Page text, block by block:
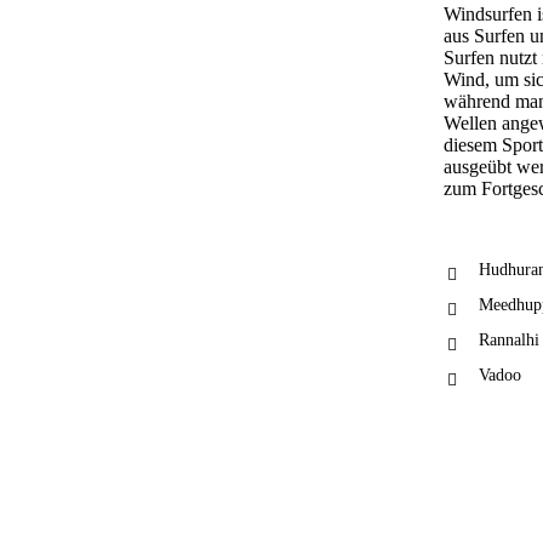
Windsurfen
aus Surfen
Surfen nutzt
Wind, um
während
Wellen
diesem
ausgeübt
zum
Rannalhi
Vadoo